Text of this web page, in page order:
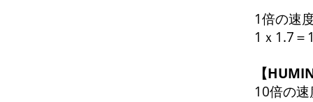
1倍の速
1ｘ1.7＝
【
10倍の